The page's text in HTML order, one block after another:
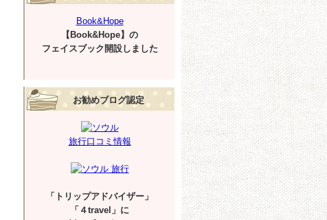
Book&Hope
【Book&Hope】の
フェイスブック開設しました
お勧めブログ認定
旅行口コミ情報
「トリップアドバイザー」
「４travel」に